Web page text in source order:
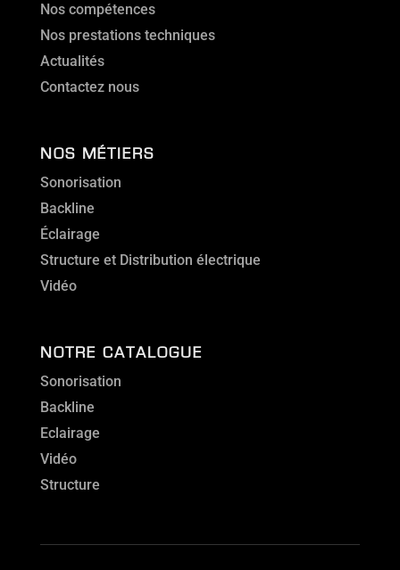
Nos compétences
Nos prestations techniques
Actualités
Contactez nous
NOS MÉTIERS
Sonorisation
Backline
Éclairage
Structure et Distribution électrique
Vidéo
NOTRE CATALOGUE
Sonorisation
Backline
Eclairage
Vidéo
Structure